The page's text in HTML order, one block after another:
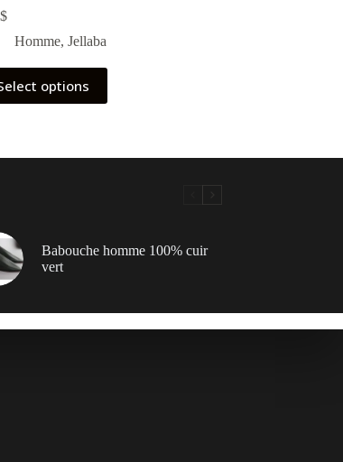
$
Homme, Jellaba
options
Babouche homme 100% cuir
vert